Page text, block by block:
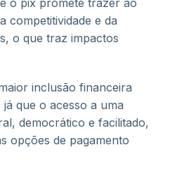
o pix promete trazer ao
competitividade e da
o que traz impactos
inclusão financeira
que o acesso a uma
democrático e facilitado,
opções de pagamento